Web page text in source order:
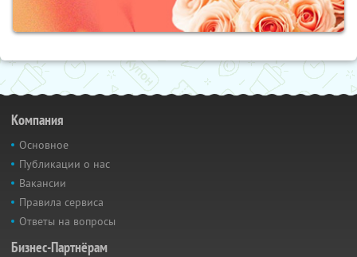
Компания
Основное
Публикации о нас
Вакансии
Правила сервиса
Ответы на вопросы
Бизнес-Партнёрам